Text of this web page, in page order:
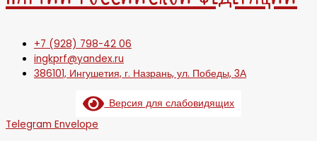
+7 (928) 798-42 06
ingkprf@yandex.ru
386101, Ингушетия, г. Назрань, ул. Победы, 3А
Версия для слабовидящих
Telegram Envelope